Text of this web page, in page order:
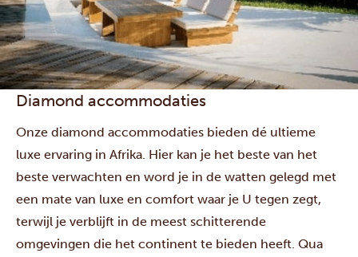
Diamond accommodaties
Onze diamond accommodaties bieden dé ultieme
luxe ervaring in Afrika. Hier kan je het beste van het
beste verwachten en word je in de watten gelegd met
een mate van luxe en comfort waar je U tegen zegt,
terwijl je verblijft in de meest schitterende
omgevingen die het continent te bieden heeft. Qua